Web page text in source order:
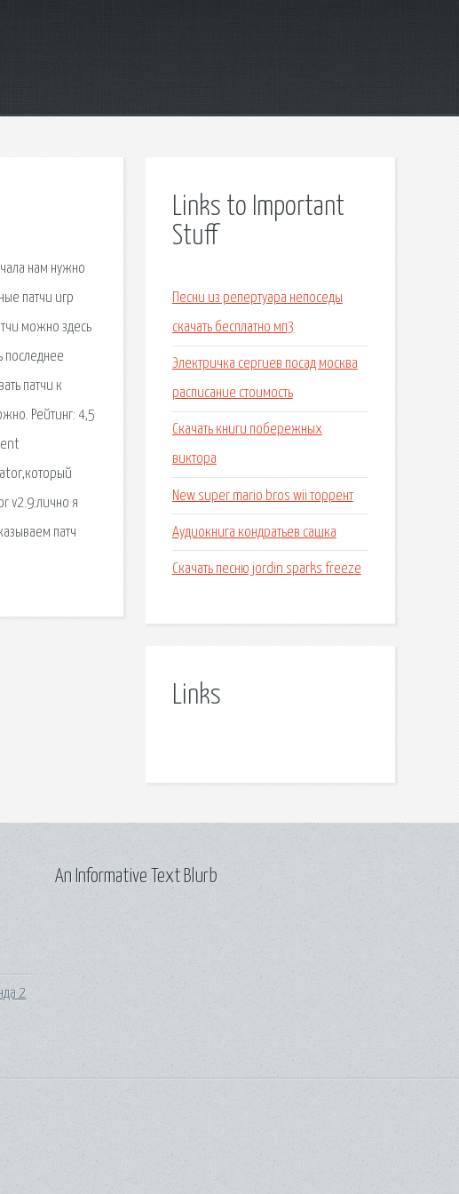
нам нужно
патчи игр
можно здесь
последнее
патчи к
Рейтинг: 4,5
v2.9:лично я
патч
Links to Important
Stuff
Песни из репертуара непоседы
скачать бесплатно мп3
Электричка сергиев посад москва
расписание стоимость
Скачать книги побережных
виктора
New super mario bros wii торрент
Аудиокнига кондратьев сашка
Скачать песню jordin sparks freeze
Links
2
An Informative Text Blurb